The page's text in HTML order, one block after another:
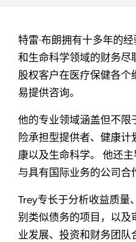
特雷·布朗拥有十多年的
和生命科学领域的财务尽
股权客户在医疗保健各个
易提供咨询。
他的专业领域涵盖但不限
险承担型提供者、健康
康以及生命科学。 他还
与具有国际业务的公司合
Trey专长于分析收益质量
别类似债务的项目，以及
业发展、投资和财务团队